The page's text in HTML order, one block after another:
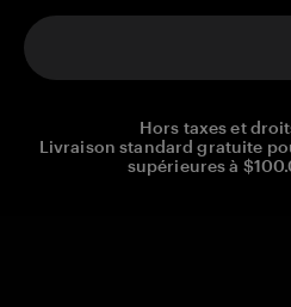
Hors taxes et
Livraison standard gratuite
supérieures à